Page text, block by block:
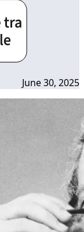
June 30, 2025